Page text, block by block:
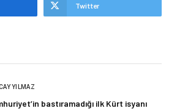
Twitter
YILMAZ
bastıramadığı ilk Kürt isyanı